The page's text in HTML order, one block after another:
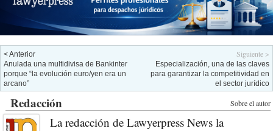
< Anterior
Anulada una multidivisa de Bankinter
porque “la evolución euro/yen era un
arcano”
Siguiente >
Especialización, una de las claves
para garantizar la competitividad en
el sector jurídico
Sobre el autor
Redacción
La redacción de Lawyerpress News la